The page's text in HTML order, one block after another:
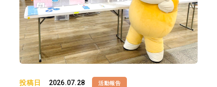
投稿日 2026.07.28 活動報告